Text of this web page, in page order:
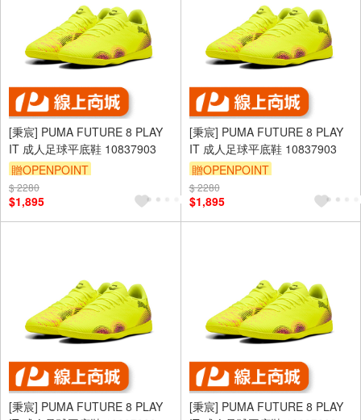
[秉宸] PUMA FUTURE 8 PLAY
IT 成人足球平底鞋 10837903
贈OPENPOINT
$ 2280
$1,895
[秉宸] PUMA FUTURE 8 PLAY
IT 成人足球平底鞋 10837903
贈OPENPOINT
$ 2280
$1,895
[秉宸] PUMA FUTURE 8 PLAY
[秉宸] PUMA FUTURE 8 PLAY